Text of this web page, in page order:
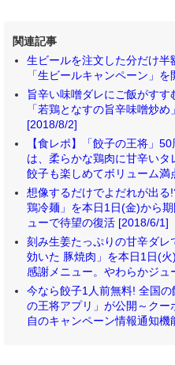
関連記事
生ビールを注文した分だけ
「生ビールキャンペーン」
旨辛い味噌ダレにご飯がす
「若鶏となすの旨辛味噌炒
[2018/8/2]
【食レポ】「餃子の王将」
は、柔らかな鶏肉に甘辛い
餃子も楽しめてボリューム
想像するだけでよだれが出
鶏冷麺」を本日1日(金)から
ューで待望の復活 [2018/6/1]
刻み生姜たっぷりの甘辛ダ
効いた 豚焼肉」を本日1日(
感謝メニュー。やわらかジ
今なら餃子1人前無料! 全国
の王将アプリ」が公開～ク
自のキャンペーン情報通知